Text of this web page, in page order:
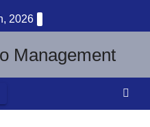
2026